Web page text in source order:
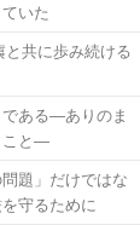
いた
共に歩み続ける
ある―ありのま
こと―
題」だけではな
守るために